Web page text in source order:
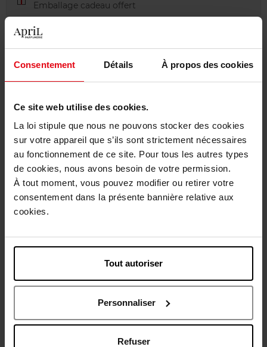
Consentement Détails À propos des cookies
Ce site web utilise des cookies.
La loi stipule que nous ne pouvons stocker des cookies
sur votre appareil que s’ils sont strictement nécessaires
au fonctionnement de ce site. Pour tous les autres types
de cookies, nous avons besoin de votre permission.
À tout moment, vous pouvez modifier ou retirer votre
consentement dans la présente bannière relative aux
cookies.
Tout autoriser
Personnaliser
Refuser
Emballage cadeau offert
Caractéristiques
Avis client Politique relative aux avis des clients
Vous aimerez peut-être